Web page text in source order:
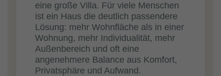
eine große Villa. Für viele Menschen
ist ein Haus die deutlich passendere
Lösung: mehr Wohnfläche als in einer
Wohnung, mehr Individualität, mehr
Außenbereich und oft eine
angenehmere Balance aus Komfort,
Privatsphäre und Aufwand.